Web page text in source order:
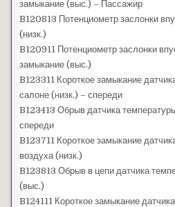
замыкание (выс.) – Пассажир
B120813 Потенциометр заслонки
(низк.)
B120911 Потенциометр заслонки
замыкание (выс.)
B123311 Короткое замыкание
салоне (низк.) – спереди
B123413 Обрыв датчика
спереди
B123711 Короткое замыкание
воздуха (низк.)
B123813 Обрыв в цепи датчика
(выс.)
B124111 Короткое замыкание